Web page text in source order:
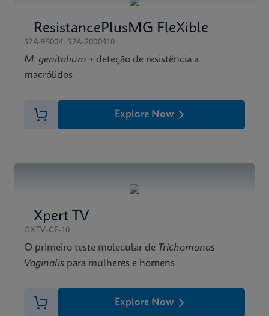
ResistancePlusMG FleXible
S2A-95004|S2A-2000410
M. genitalium + deteção de resistência a
macrólidos
Explore Now
Xpert TV
GXTV-CE-10
O primeiro teste molecular de Trichomonas
Vaginalis para mulheres e homens
Explore Now